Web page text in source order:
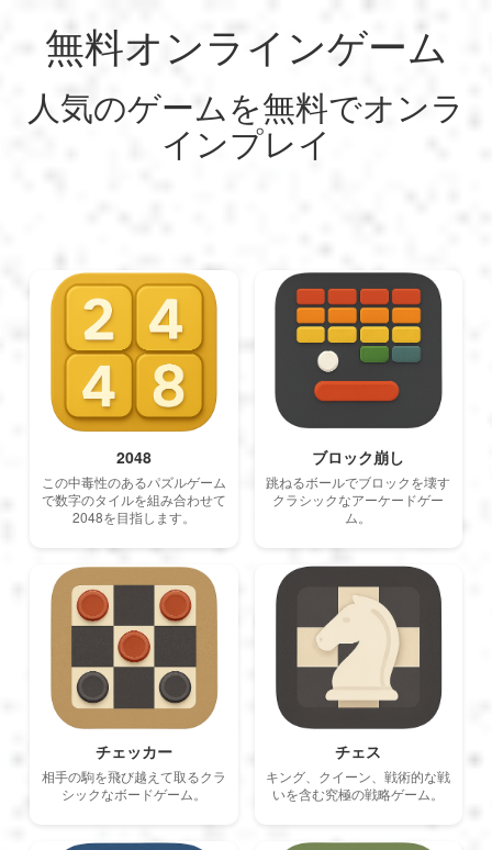
My Profile
My Reports
English
Français
Español
Italiano
Nederlands
Português
Polski
Türkçe
русский
中文
無料オンラインゲーム
人気のゲームを無料でオンラ
インプレイ
My Profile
Logout
2048
この中毒性のあるパズルゲーム
で数字のタイルを組み合わせて
2048を目指します。
ブロック崩し
跳ねるボールでブロックを壊す
クラシックなアーケードゲー
ム。
チェッカー
相手の駒を飛び越えて取るクラ
シックなボードゲーム。
チェス
キング、クイーン、戦術的な戦
いを含む究極の戦略ゲーム。